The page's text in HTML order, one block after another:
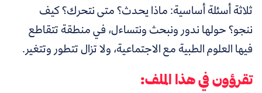
ثلاثة أسئلة أساسية: ماذا يحدث؟ متى نتحرك؟ كيف
ننجو؟حولها ندور ونبحث ونتساءل، في منطقة تتقاطع
فيها العلوم الطبية مع الاجتماعية، ولا تزال تتطور وتتغير.
تقرؤون في هذا الملف: